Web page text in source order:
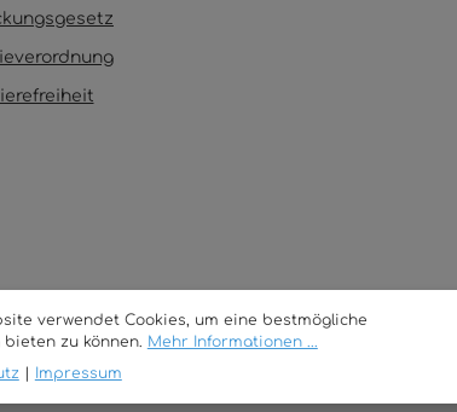
verwendet Cookies, um eine bestmögliche
bieten zu können. Mehr Informationen ...
Impressum